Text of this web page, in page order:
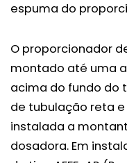
espuma do
O proporcionador
montado até uma
acima do fundo do
de tubulação reta
instalada a
dosadora. Em